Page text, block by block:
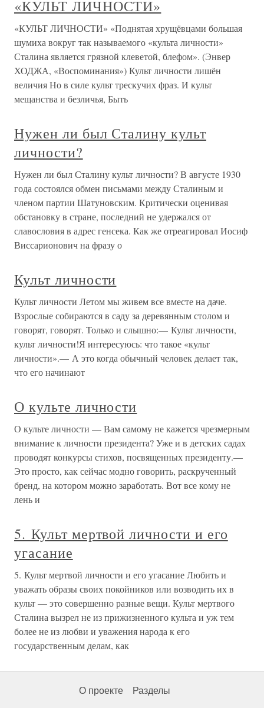
«КУЛЬТ ЛИЧНОСТИ»
«КУЛЬТ ЛИЧНОСТИ» «Поднятая хрущёвцами большая
шумиха вокруг так называемого «культа личности»
Сталина является грязной клеветой, блефом». (Энвер
ХОДЖА, «Воспоминания») Культ личности лишён
величия Но в силе культ трескучих фраз. И культ
мещанства и безличья, Быть
Нужен ли был Сталину культ
личности?
Нужен ли был Сталину культ личности? В августе 1930
года состоялся обмен письмами между Сталиным и
членом партии Шатуновским. Критически оценивая
обстановку в стране, последний не удержался от
славословия в адрес генсека. Как же отреагировал Иосиф
Виссарионович на фразу о
Культ личности
Культ личности Летом мы живем все вместе на даче.
Взрослые собираются в саду за деревянным столом и
говорят, говорят. Только и слышно:— Культ личности,
культ личности!Я интересуюсь: что такое «культ
личности».— А это когда обычный человек делает так,
что его начинают
О культе личности
О культе личности — Вам самому не кажется чрезмерным
внимание к личности президента? Уже и в детских садах
проводят конкурсы стихов, посвященных президенту.—
Это просто, как сейчас модно говорить, раскрученный
бренд, на котором можно заработать. Вот все кому не
лень и
5. Культ мертвой личности и его
угасание
5. Культ мертвой личности и его угасание Любить и
уважать образы своих покойников или возводить их в
культ — это совершенно разные вещи. Культ мертвого
Сталина вызрел не из прижизненного культа и уж тем
более не из любви и уважения народа к его
государственным делам, как
О проекте Разделы